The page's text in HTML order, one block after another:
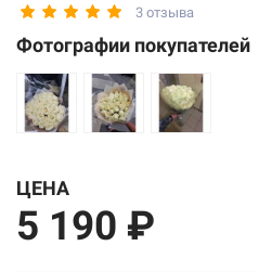
3 отзыва
Фотографии покупателей
ЦЕНА
5 190 ₽